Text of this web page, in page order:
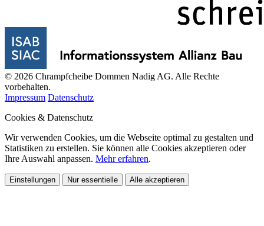
© 2026 Chrampfcheibe Dommen Nadig AG. Alle Rechte
vorbehalten.
Impressum Datenschutz
Cookies & Datenschutz
Wir verwenden Cookies, um die Webseite optimal zu gestalten und
Statistiken zu erstellen. Sie können alle Cookies akzeptieren oder
Ihre Auswahl anpassen. Mehr erfahren.
Einstellungen Nur essentielle Alle akzeptieren